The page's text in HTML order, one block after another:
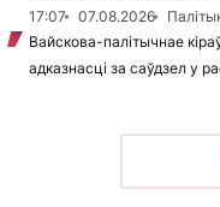
17:07
07.08.2026
Вайскова-палітычнае
адказнасці за саўдзел у